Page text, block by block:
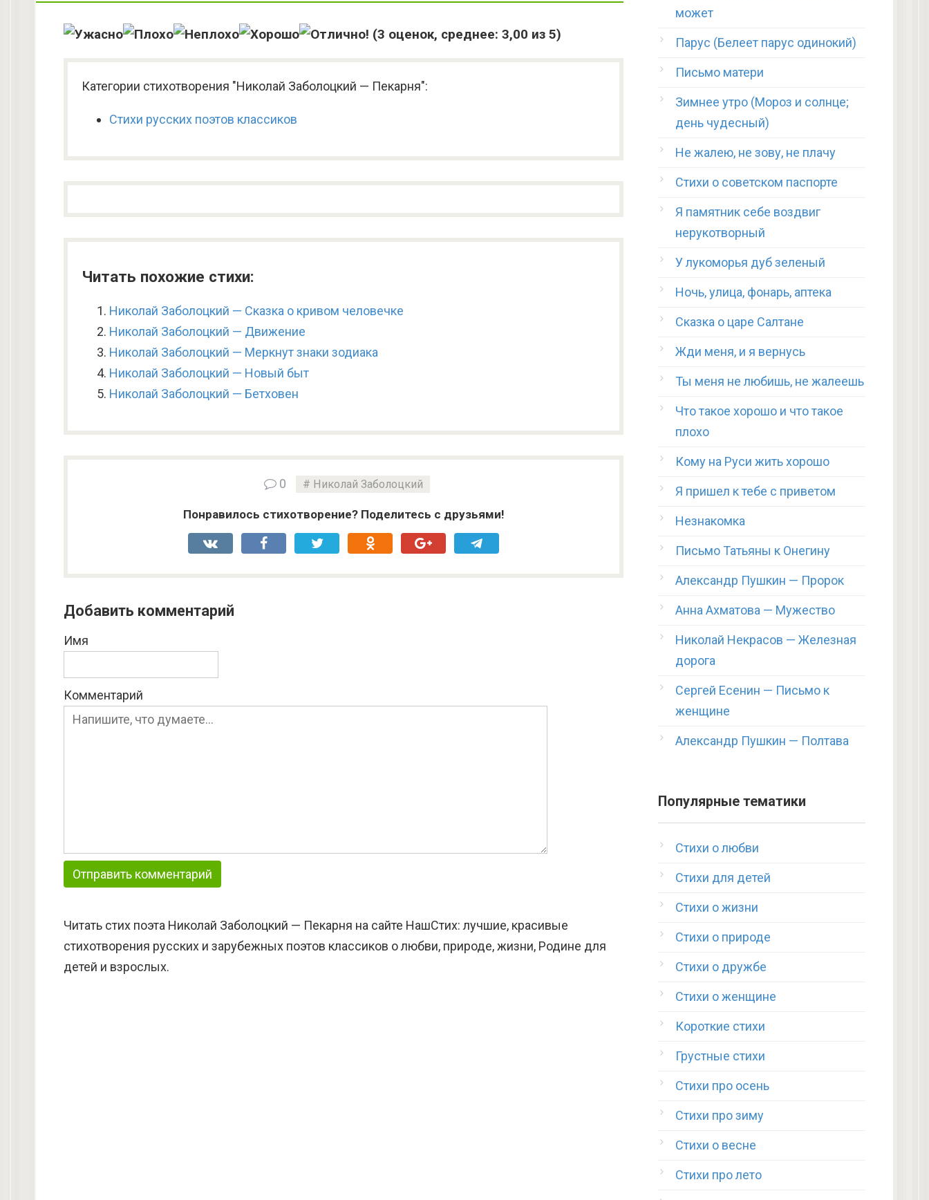
(3 оценок, среднее: 3,00 из 5)
Категории стихотворения "Николай Заболоцкий — Пекарня":
Стихи русских поэтов классиков
Читать похожие стихи:
Николай Заболоцкий — Сказка о кривом человечке
Николай Заболоцкий — Движение
Николай Заболоцкий — Меркнут знаки зодиака
Николай Заболоцкий — Новый быт
Николай Заболоцкий — Бетховен
0 Николай Заболоцкий
Понравилось стихотворение? Поделитесь с друзьями!
Добавить комментарий
Имя
Комментарий
Читать стих поэта Николай Заболоцкий — Пекарня на сайте НашСтих: лучшие, красивые
стихотворения русских и зарубежных поэтов классиков о любви, природе, жизни, Родине для
детей и взрослых.
может
Парус (Белеет парус одинокий)
Письмо матери
Зимнее утро (Мороз и солнце;
день чудесный)
Не жалею, не зову, не плачу
Стихи о советском паспорте
Я памятник себе воздвиг
нерукотворный
У лукоморья дуб зеленый
Ночь, улица, фонарь, аптека
Сказка о царе Салтане
Жди меня, и я вернусь
Ты меня не любишь, не жалеешь
Что такое хорошо и что такое
плохо
Кому на Руси жить хорошо
Я пришел к тебе с приветом
Незнакомка
Письмо Татьяны к Онегину
Александр Пушкин — Пророк
Анна Ахматова — Мужество
Николай Некрасов — Железная
дорога
Сергей Есенин — Письмо к
женщине
Александр Пушкин — Полтава
Популярные тематики
Стихи о любви
Стихи для детей
Стихи о жизни
Стихи о природе
Стихи о дружбе
Стихи о женщине
Короткие стихи
Грустные стихи
Стихи про осень
Стихи про зиму
Стихи о весне
Стихи про лето